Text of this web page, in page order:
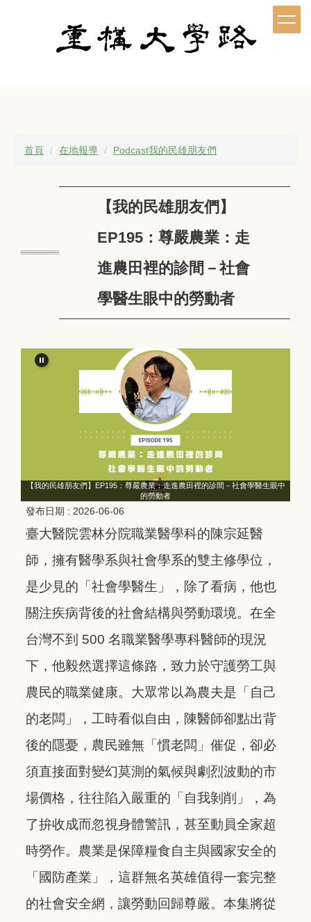
首頁 在地報導 Podcast我的民雄朋友們
【我的民雄朋友們】
EP195：尊嚴農業：走
進農田裡的診間－社會
學醫生眼中的勞動者
【我的民雄朋友們】EP195：尊嚴農業：走進農田裡的診間－社會學醫生眼中
的勞動者
發布日期 : 2026-06-06
臺大醫院雲林分院職業醫學科的陳宗延醫
師，擁有醫學系與社會學系的雙主修學位，
是少見的「社會學醫生」，除了看病，他也
關注疾病背後的社會結構與勞動環境。在全
台灣不到 500 名職業醫學專科醫師的現況
下，他毅然選擇這條路，致力於守護勞工與
農民的職業健康。大眾常以為農夫是「自己
的老闆」，工時看似自由，陳醫師卻點出背
後的隱憂，農民雖無「慣老闆」催促，卻必
須直接面對變幻莫測的氣候與劇烈波動的市
場價格，往往陷入嚴重的「自我剝削」，為
了拚收成而忽視身體警訊，甚至動員全家超
時勞作。農業是保障糧食自主與國家安全的
「國防產業」，這群無名英雄值得一套完整
的社會安全網，讓勞動回歸尊嚴。本集將從